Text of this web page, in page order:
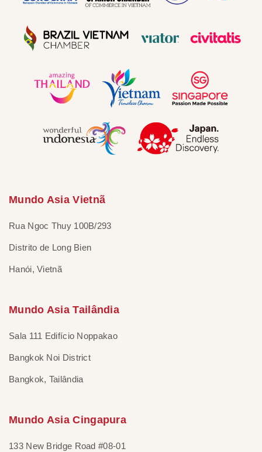
Mundo Asia Vietnã
Rua Ngoc Thuy 100B/293
Distrito de Long Bien
Hanói, Vietnã
Mundo Asia Tailândia
Sala 111 Edifício Noppakao
Bangkok Noi District
Bangkok, Tailândia
Mundo Asia Cingapura
133 New Bridge Road #08-01